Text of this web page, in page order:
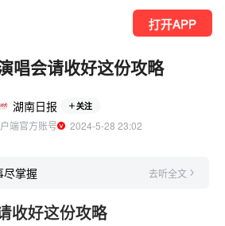
打开APP
唱会请收好这份攻略
湖南日报 关注
端官方账号
  2024-5-28 23:02
尽掌握 去听全文
收好这份攻略